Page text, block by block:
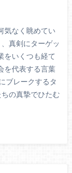
気なく眺めてい
真剣にターゲッ
をいくつも経て
を代表する言葉
ブレークするタ
の真摯でひたむ